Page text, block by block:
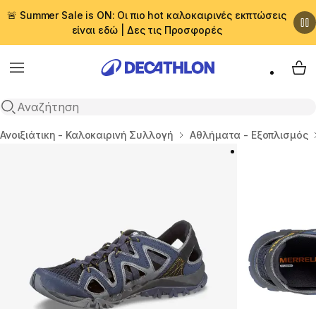
🚨 Summer Sale is ON: Οι πιο hot καλοκαιρινές εκπτώσεις
είναι εδώ | Δες τις Προσφορές
Menu
Αναζήτηση
My
Αρχική σελίδα
Ανοιξιάτικη - Καλοκαιρινή Συλλογή Αθλήματα - Εξοπλισμός